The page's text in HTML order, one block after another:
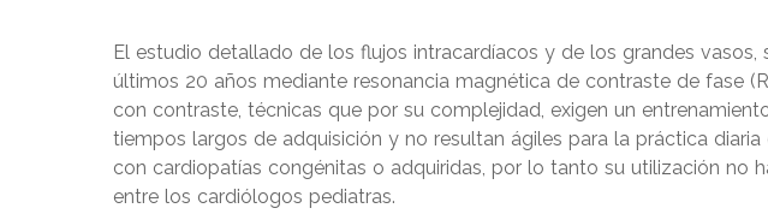
El estudio detallado de los flujos intracardíacos y de los grandes vasos,
últimos 20 años mediante resonancia magnética de contraste de fase
con contraste, técnicas que por su complejidad, exigen un
tiempos largos de adquisición y no resultan ágiles para la práctica
con cardiopatías congénitas o adquiridas, por lo tanto su utilización no
entre los cardiólogos pediatras.